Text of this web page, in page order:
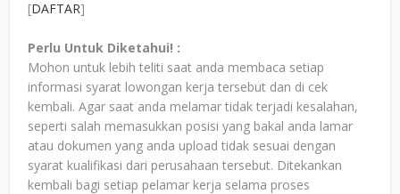
[DAFTAR]
Perlu Untuk Diketahui! :
Mohon untuk lebih teliti saat anda membaca setiap
informasi syarat lowongan kerja tersebut dan di cek
kembali. Agar saat anda melamar tidak terjadi kesalahan,
seperti salah memasukkan posisi yang bakal anda lamar
atau dokumen yang anda upload tidak sesuai dengan
syarat kualifikasi dari perusahaan tersebut. Ditekankan
kembali bagi setiap pelamar kerja selama proses